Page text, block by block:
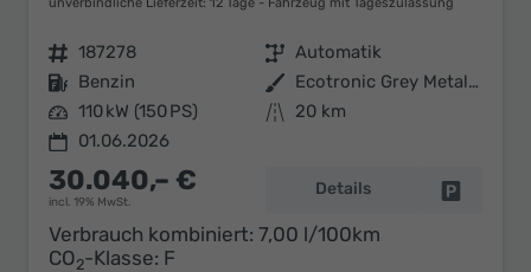
Fahrzeugnr. 187278 Getriebe Automatik
Kraftstoff Benzin Außenfarbe
Ecotronic Grey Metallic ()
Leistung 110 kW (150 PS) Kilometerstand
20 km
01.06.2026
30.040,– €
incl. 19% MwSt.
Details
Verbrauch kombiniert: 7,00 l/100km
CO2-Klasse: F